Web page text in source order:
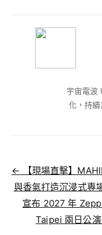
宇宙電波
化，持
Post navigation
← 【現場直擊】
與香氣打造沉浸式專
宣布 2027 年
Taipei 兩日公演